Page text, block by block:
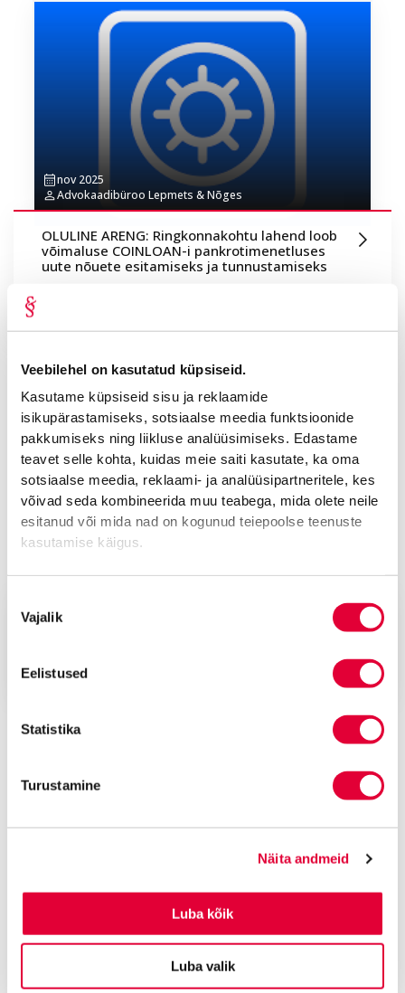
Veebilehel on kasutatud küpsiseid.
Kasutame küpsiseid sisu ja reklaamide
isikupärastamiseks, sotsiaalse meedia funktsioonide
pakkumiseks ning liikluse analüüsimiseks. Edastame
teavet selle kohta, kuidas meie saiti kasutate, ka oma
sotsiaalse meedia, reklaami- ja analüüsipartneritele, kes
võivad seda kombineerida muu teabega, mida olete neile
esitanud või mida nad on kogunud teiepoolse teenuste
kasutamise käigus.
valik
Vajalik
Eelistused
Statistika
Turustamine
Näita andmeid
Luba kõik
Luba valik
nov 2025
Advokaadibüroo Lepmets & Nõges
OLULINE ARENG: Ringkonnakohtu lahend loob
võimaluse COINLOAN-i pankrotimenetluses
uute nõuete esitamiseks ja tunnustamiseks
Ajalugu kordub: austame traditsioone ja
kasvatame meeskonda
Traditsioonid on väärtuslikud ja järjepidevus on jõud.
Septembri algul...
KÕIK ARTIKLID
1000
edulugu
Tunnustatud tipptasemel õigusteenus